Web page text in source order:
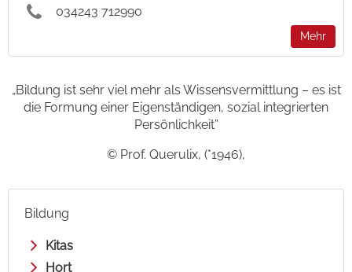
034243 712990
Mehr
„Bildung ist sehr viel mehr als Wissensvermittlung – es ist
die Formung einer Eigenständigen, sozial integrierten
Persönlichkeit”
© Prof. Querulix, (*1946),
Bildung
Kitas
Hort